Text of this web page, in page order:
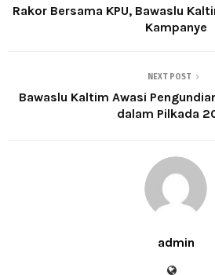
Rakor Bersama KPU, Bawaslu
Kampanye
NEXT POST
Bawaslu Kaltim Awasi
dalam Pilkada
admin